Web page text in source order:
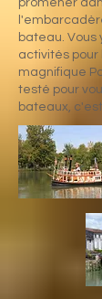
promener
bateau. Vous
activités pour
magnifique
testé pour
bateaux,